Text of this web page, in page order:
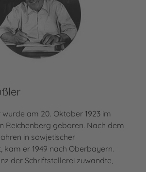
am 20. Oktober 1923 im
Reichenberg geboren. Nach dem
in sowjetischer
kam er 1949 nach Oberbayern.
der Schriftstellerei zuwandte,